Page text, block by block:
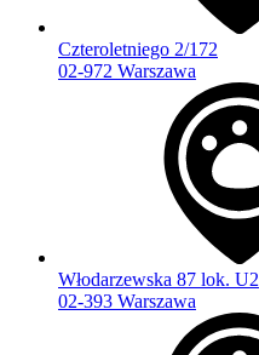
Czteroletniego 2/172
02-972 Warszawa
Włodarzewska 87 lok. U2
02-393 Warszawa